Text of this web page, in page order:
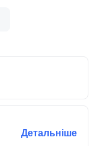
Детальніше